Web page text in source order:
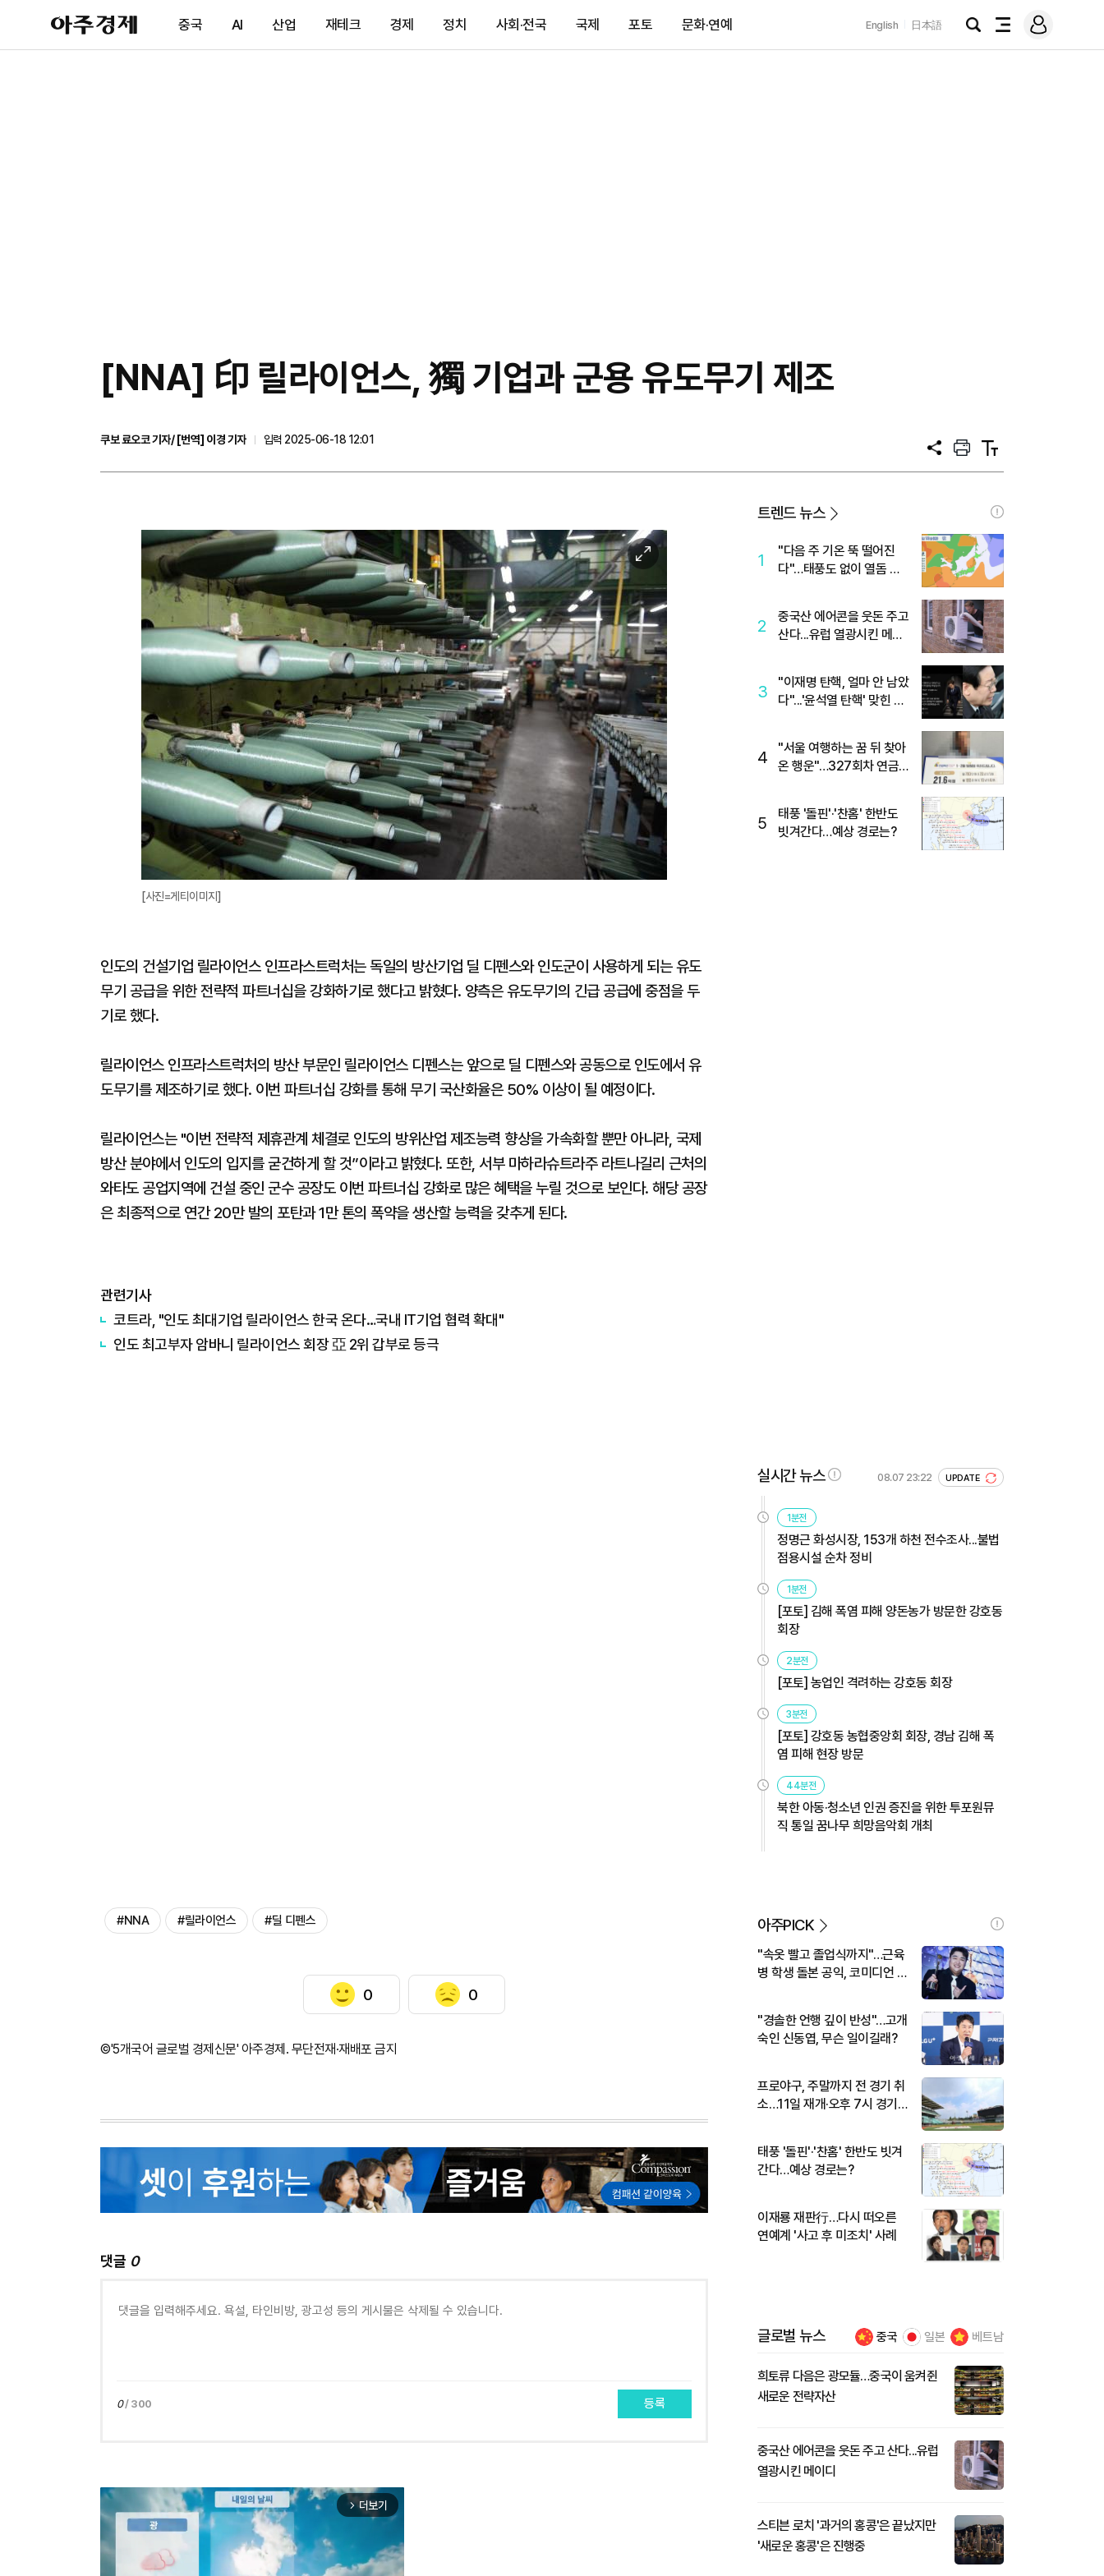
아
주
제
중국 AI 산업 재테크 경제 정치 사회·전국 국제 포토 문화·연예 English 日本語
검
전
메
그
[NNA] 印 릴라이언스, 獨 기업과 군용 유도무기 제조
쿠보 료오코 기자/ [번역] 이경 기자
입력 2025-06-18 12:01
공
프
트
텍
트
이
미
지
확
대
[사진=게티이미지]
인도의 건설기업 릴라이언스 인프라스트럭처는 독일의 방산기업 딜 디펜스와 인도군이 사용하게 되는 유도
무기 공급을 위한 전략적 파트너십을 강화하기로 했다고 밝혔다. 양측은 유도무기의 긴급 공급에 중점을 두
기로 했다.
릴라이언스 인프라스트럭처의 방산 부문인 릴라이언스 디펜스는 앞으로 딜 디펜스와 공동으로 인도에서 유
도무기를 제조하기로 했다. 이번 파트너십 강화를 통해 무기 국산화율은 50% 이상이 될 예정이다.
릴라이언스는 "이번 전략적 제휴관계 체결로 인도의 방위산업 제조능력 향상을 가속화할 뿐만 아니라, 국제
방산 분야에서 인도의 입지를 굳건하게 할 것”이라고 밝혔다. 또한, 서부 마하라슈트라주 라트나길리 근처의
와타도 공업지역에 건설 중인 군수 공장도 이번 파트너십 강화로 많은 혜택을 누릴 것으로 보인다. 해당 공장
은 최종적으로 연간 20만 발의 포탄과 1만 톤의 폭약을 생산할 능력을 갖추게 된다.
관련기사
​코트라, "인도 최대기업 릴라이언스 한국 온다…국내 IT기업 협력 확대"
인도 최고부자 암바니 릴라이언스 회장 亞 2위 갑부로 등극
#NNA #릴라이언스 #딜 디펜스
0 0
©'5개국어 글로벌 경제신문' 아주경제. 무단전재·재배포 금지
댓글 0
0/ 300 등록
arrow_forward_ios 더보기
트렌드 뉴스
1
"다음 주 기온 뚝 떨어진
다"…태풍도 없이 열돔 박
2
중국산 에어콘을 웃돈 주고
산다...유럽 열광시킨 메이
3
"이재명 탄핵, 얼마 안 남았
다"...'윤석열 탄핵' 맞힌 무
4
"서울 여행하는 꿈 뒤 찾아
온 행운"…327회차 연금
5
태풍 '돌핀'·'찬홈' 한반도
빗겨간다…예상 경로는?
실시간 뉴스 08.07 23:22 UPDATE
1분전
정명근 화성시장, 153개 하천 전수조사...불법
점용시설 순차 정비
1분전
[포토] 김해 폭염 피해 양돈농가 방문한 강호동
회장
2분전
[포토] 농업인 격려하는 강호동 회장
3분전
[포토] 강호동 농협중앙회 회장, 경남 김해 폭
염 피해 현장 방문
44분전
북한 아동·청소년 인권 증진을 위한 투포원뮤
직 통일 꿈나무 희망음악회 개최
아주PICK
"속옷 빨고 졸업식까지"…근육
병 학생 돌본 공익, 코미디언 김
"경솔한 언행 깊이 반성"…고개
숙인 신동엽, 무슨 일이길래?
프로야구, 주말까지 전 경기 취
소…11일 재개·오후 7시 경기
태풍 '돌핀'·'찬홈' 한반도 빗겨
간다…예상 경로는?
이재룡 재판行…다시 떠오른
연예계 '사고 후 미조치' 사례
글로벌 뉴스 중국 일본 베트남
희토류 다음은 광모듈…중국이 움켜쥔
새로운 전략자산
중국산 에어콘을 웃돈 주고 산다...유럽
열광시킨 메이디
스티븐 로치 '과거의 홍콩'은 끝났지만
'새로운 홍콩'은 진행중